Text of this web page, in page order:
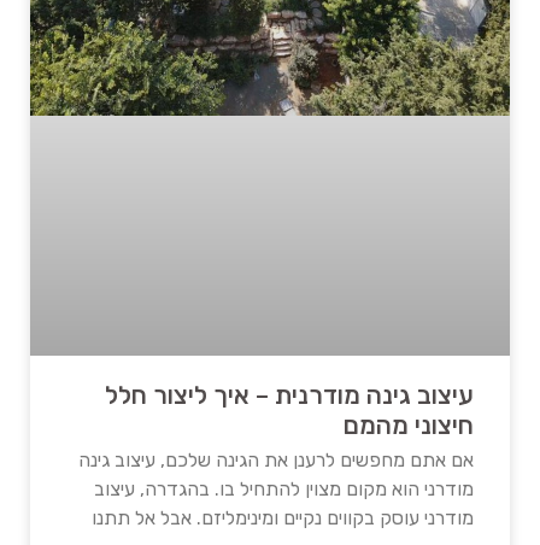
עיצוב גינה מודרנית – איך ליצור חלל
חיצוני מהמם
אם אתם מחפשים לרענן את הגינה שלכם, עיצוב גינה
מודרני הוא מקום מצוין להתחיל בו. בהגדרה, עיצוב
מודרני עוסק בקווים נקיים ומינימליזם. אבל אל תתנו